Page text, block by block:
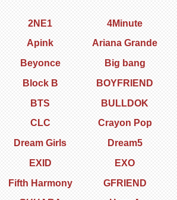
2NE1
4Minute
Apink
Ariana Grande
Beyonce
Big bang
Block B
BOYFRIEND
BTS
BULLDOK
CLC
Crayon Pop
Dream Girls
Dream5
EXID
EXO
Fifth Harmony
GFRIEND